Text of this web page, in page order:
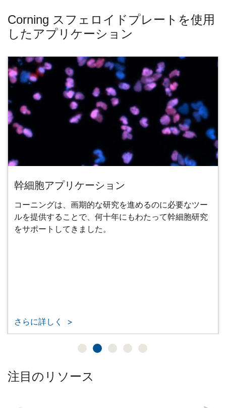
Corning スフェロイドプレートを使用
したアプリケーション
幹細胞アプリケーション
コーニングは、画期的な研究を進めるのに必要なツー
ルを提供することで、何十年にもわたって幹細胞研究
をサポートしてきました。
さらに詳しく
注目のリソース